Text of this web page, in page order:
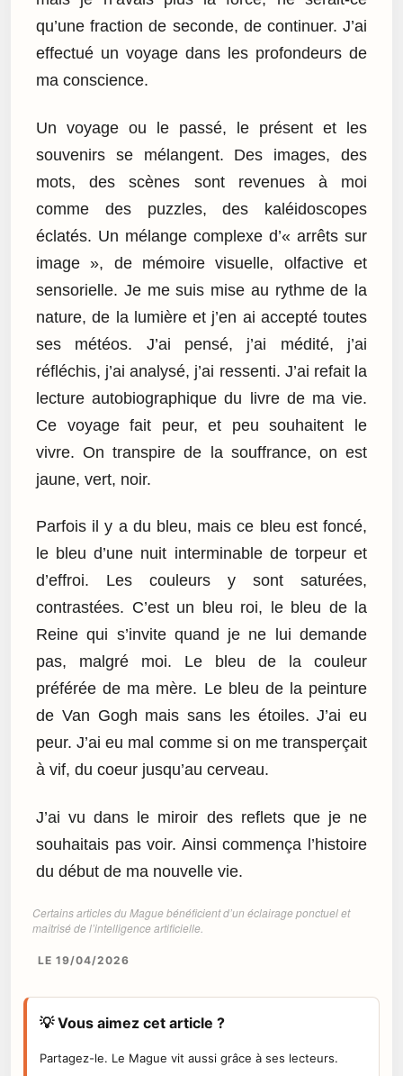
qu’une fraction de seconde, de continuer. J’ai
effectué un voyage dans les profondeurs de
ma conscience.
Un voyage ou le passé, le présent et les
souvenirs se mélangent. Des images, des
mots, des scènes sont revenues à moi
comme des puzzles, des kaléidoscopes
éclatés. Un mélange complexe d’« arrêts sur
image », de mémoire visuelle, olfactive et
sensorielle. Je me suis mise au rythme de la
nature, de la lumière et j’en ai accepté toutes
ses météos. J’ai pensé, j’ai médité, j’ai
réfléchis, j’ai analysé, j’ai ressenti. J’ai refait la
lecture autobiographique du livre de ma vie.
Ce voyage fait peur, et peu souhaitent le
vivre. On transpire de la souffrance, on est
jaune, vert, noir.
Parfois il y a du bleu, mais ce bleu est foncé,
le bleu d’une nuit interminable de torpeur et
d’effroi. Les couleurs y sont saturées,
contrastées. C’est un bleu roi, le bleu de la
Reine qui s’invite quand je ne lui demande
pas, malgré moi. Le bleu de la couleur
préférée de ma mère. Le bleu de la peinture
de Van Gogh mais sans les étoiles. J’ai eu
peur. J’ai eu mal comme si on me transperçait
à vif, du coeur jusqu’au cerveau.
J’ai vu dans le miroir des reflets que je ne
souhaitais pas voir. Ainsi commença l’histoire
du début de ma nouvelle vie.
Certains articles du Mague bénéficient d’un éclairage ponctuel et
maîtrisé de l’intelligence artificielle.
LE 19/04/2026
💡 Vous aimez cet article ?
Partagez-le. Le Mague vit aussi grâce à ses lecteurs.